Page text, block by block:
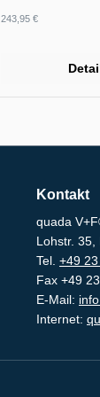
Regulärer Preis:
243,95 €
Kontakt
quada
Lohstr. 35,
Tel. +49
Fax +49
E-Mail:
Internet: